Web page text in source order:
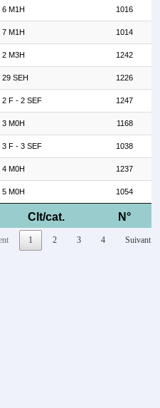
Clt/cat. N°
6 M1H 1016
7 M1H 1014
2 M3H 1242
29 SEH 1226
2 F - 2 SEF 1247
3 M0H 1168
3 F - 3 SEF 1038
4 M0H 1237
5 M0H 1054
1 2 3 4 Suivant